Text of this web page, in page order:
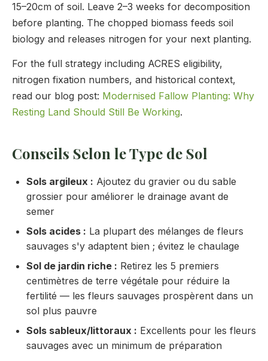
15–20cm of soil. Leave 2–3 weeks for decomposition
before planting. The chopped biomass feeds soil
biology and releases nitrogen for your next planting.
For the full strategy including ACRES eligibility,
nitrogen fixation numbers, and historical context,
read our blog post: Modernised Fallow Planting: Why
Resting Land Should Still Be Working.
Conseils Selon le Type de Sol
Sols argileux : Ajoutez du gravier ou du sable
grossier pour améliorer le drainage avant de
semer
Sols acides : La plupart des mélanges de fleurs
sauvages s'y adaptent bien ; évitez le chaulage
Sol de jardin riche : Retirez les 5 premiers
centimètres de terre végétale pour réduire la
fertilité — les fleurs sauvages prospèrent dans un
sol plus pauvre
Sols sableux/littoraux : Excellents pour les fleurs
sauvages avec un minimum de préparation